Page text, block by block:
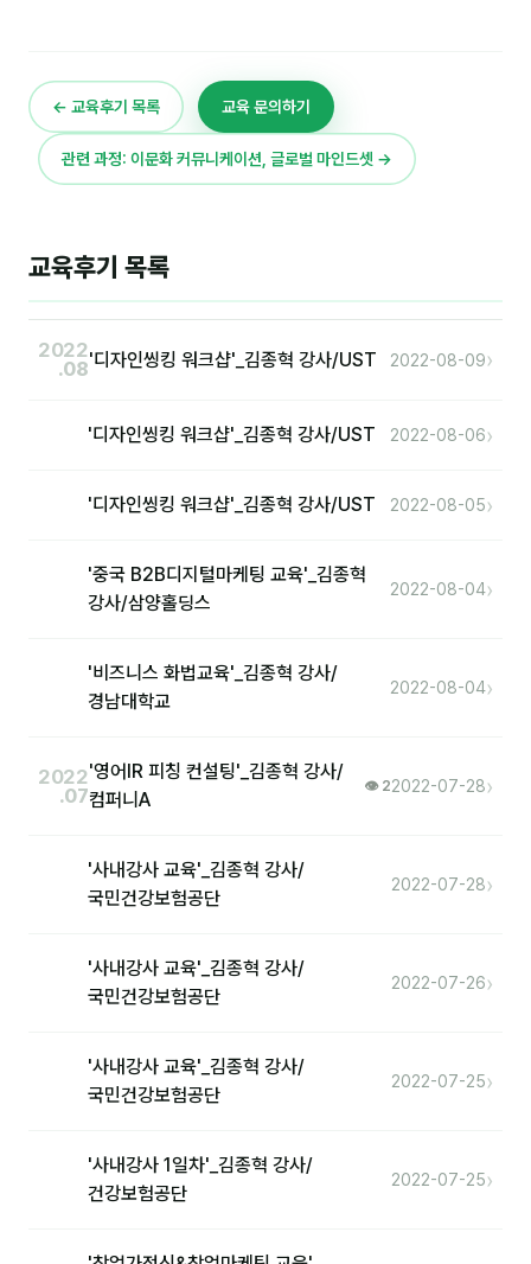
문서자료실
영상자료실
1:1 문의
← 교육후기 목록 교육 문의하기
관련 과정: 이문화 커뮤니케이션, 글로벌 마인드셋 →
교육후기 목록
2022
.08'디자인씽킹 워크샵'_김종혁 강사/UST 2022-08-09›
'디자인씽킹 워크샵'_김종혁 강사/UST 2022-08-06›
'디자인씽킹 워크샵'_김종혁 강사/UST 2022-08-05›
'중국 B2B디지털마케팅 교육'_김종혁
강사/삼양홀딩스
2022-08-04›
'비즈니스 화법교육'_김종혁 강사/
경남대학교
2022-08-04›
2022
.07
'영어IR 피칭 컨설팅'_김종혁 강사/
컴퍼니A
👁 22022-07-28›
'사내강사 교육'_김종혁 강사/
국민건강보험공단
2022-07-28›
'사내강사 교육'_김종혁 강사/
국민건강보험공단
2022-07-26›
'사내강사 교육'_김종혁 강사/
국민건강보험공단
2022-07-25›
'사내강사 1일차'_김종혁 강사/
건강보험공단
2022-07-25›